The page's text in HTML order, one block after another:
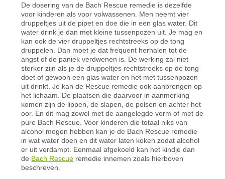
De dosering van de Bach Rescue remedie is dezelfde
voor kinderen als voor volwassenen. Men neemt vier
druppeltjes uit de pipet en doe die in een glas water. Dit
water drink je dan met kleine tussenpozen uit. Je mag en
kan ook de vier druppeltjes rechtstreeks op de tong
druppelen. Dan moet je dat frequent herhalen tot de
angst of de paniek verdwenen is. De werking zal niet
sterker zijn als je de druppeltjes rechtstreeks op de tong
doet of gewoon een glas water en het met tussenpozen
uit drinkt. Je kan de Rescue remedie ook aanbrengen op
het lichaam. De plaatsen die daarvoor in aanmerking
komen zijn de lippen, de slapen, de polsen en achter het
oor. En dit mag zowel met de aangelegde vorm of met de
pure Bach Rescue. Voor kinderen die totaal niks van
alcohol mogen hebben kan je de Bach Rescue remedie
in wat water doen en dit water laten koken zodat alcohol
er uit verdampt. Eenmaal afgekoeld kan het kindje dan
de Bach Rescue remedie innemen zoals hierboven
beschreven.